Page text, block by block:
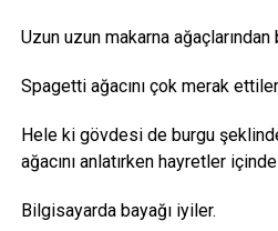
Uzun uzun makarna
Spagetti ağacını çok merak
Hele ki gövdesi de burgu
ağacını anlatırken hayretler
Bilgisayarda bayağı iyiler.